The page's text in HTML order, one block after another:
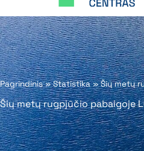
Pagrindinis»Statistika»Šių metų
Šių metų rugpjūčio pabaigoje